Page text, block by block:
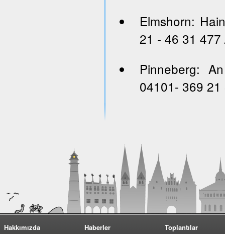
Elmshorn:
21 - 46 31 477
Pinneberg:
04101- 369 21
Hakkımızda
Haberler
Toplantılar